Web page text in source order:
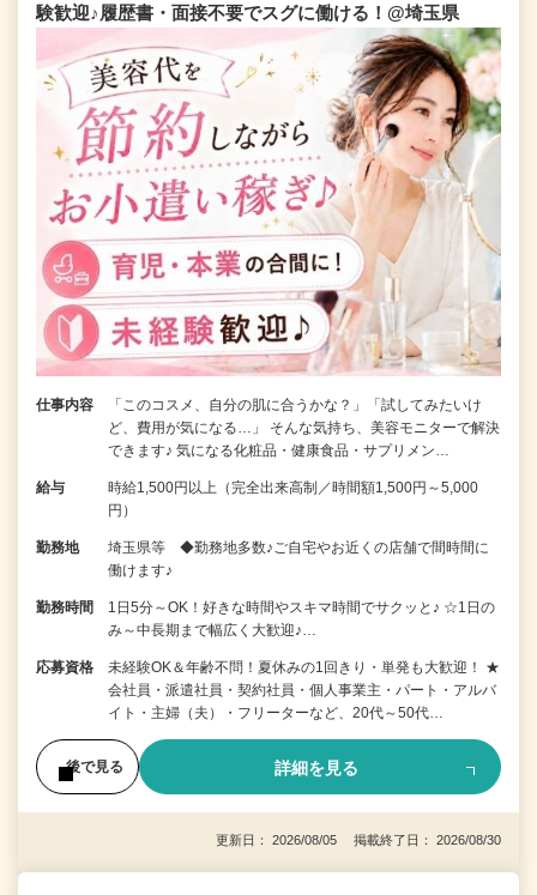
験歓迎♪履歴書・面接不要でスグに働ける！@埼玉県
仕事内容
「このコスメ、自分の肌に合うかな？」「試してみたいけ
ど、費用が気になる…」 そんな気持ち、美容モニターで解決
できます♪ 気になる化粧品・健康食品・サプリメン…
給与
時給1,500円以上（完全出来高制／時間額1,500円～5,000
円）
勤務地
埼玉県等 ◆勤務地多数♪ご自宅やお近くの店舗で間時間に
働けます♪
勤務時間
1日5分～OK！好きな時間やスキマ時間でサクッと♪ ☆1日の
み～中長期まで幅広く大歓迎♪…
応募資格
未経験OK＆年齢不問！夏休みの1回きり・単発も大歓迎！ ★
会社員・派遣社員・契約社員・個人事業主・パート・アルバ
イト・主婦（夫）・フリーターなど、20代～50代…
後で見る 詳細を見る
更新日： 2026/08/05 掲載終了日： 2026/08/30